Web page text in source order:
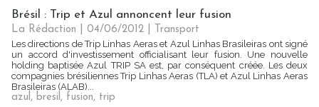
Brésil : Trip et Azul annoncent leur fusion
La Rédaction | 04/06/2012
Transport
Les directions de Trip Linhas Aeras et Azul Linhas Brasileiras ont signé
un accord d'investissement officialisant leur fusion. Une nouvelle
holding baptisée Azul TRIP SA est, par conséquent créée. Les deux
compagnies brésiliennes Trip Linhas Aeras (TLA) et Azul Linhas Aeras
Brasileiras (ALAB)...
azul, bresil, fusion, trip